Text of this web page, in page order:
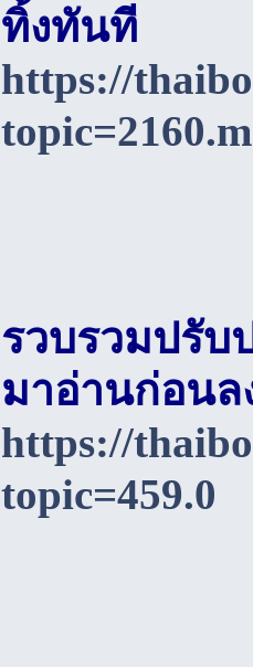
ทิ้งทันที
https://
รวบรวมปรับ
มาอ่านก่อน
https://
topic=459.0